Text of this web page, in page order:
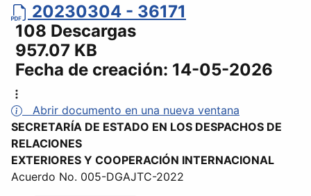
20230304 - 36171
108 Descargas
957.07 KB
Fecha de creación: 14-05-2026
Abrir documento en una nueva ventana
SECRETARÍA DE ESTADO EN LOS DESPACHOS DE
RELACIONES
EXTERIORES Y COOPERACIÓN INTERNACIONAL
Acuerdo No. 005-DGAJTC-2022